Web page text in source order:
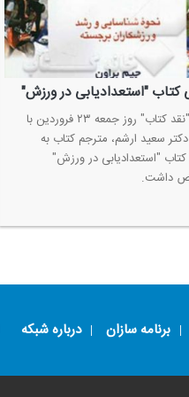
كتاب "استعدادیابی در ورزش"
برنامه "نقد كتاب" روز جمعه ۲۳ فروردین با
سعید ارشم، مترجم كتاب به
"استعدادیابی در ورزش"
داشت.
برنامه سازان درباره شبکه